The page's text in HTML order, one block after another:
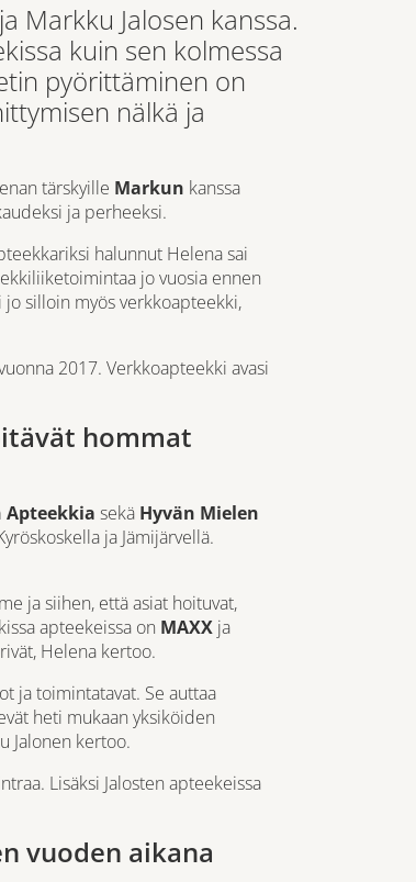
Markku Jalosen kanssa.
kuin sen kolmessa
pyörittäminen on
nälkä ja
tärskyille Markun kanssa
ja perheeksi.
halunnut Helena sai
jo vuosia ennen
silloin myös verkkoapteekki,
2017. Verkkoapteekki avasi
hommat
Apteekkia sekä Hyvän Mielen
ja Jämijärvellä.
ja siihen, että asiat hoituvat,
apteekeissa on MAXX ja
Helena kertoo.
ja toimintatavat. Se auttaa
heti mukaan yksiköiden
Jalonen kertoo.
Lisäksi Jalosten apteekeissa
vuoden aikana